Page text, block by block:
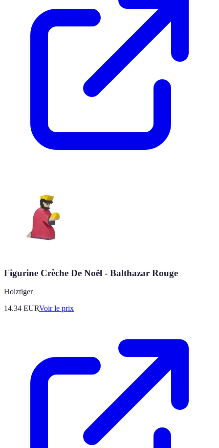
Figurine Crèche De Noël - Balthazar Rouge
Holztiger
14.34 EURVoir le prix